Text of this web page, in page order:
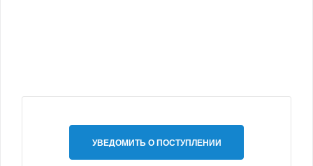
УВЕДОМИТЬ О ПОСТУПЛЕНИИ